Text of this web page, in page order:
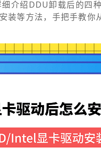
细介绍DDU卸载后的四
等方法，手把手教你